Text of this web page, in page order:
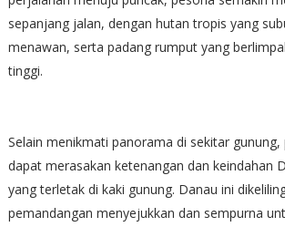
sepanjang jalan, dengan hutan tropis yang
menawan, serta padang rumput yang
tinggi.
Selain menikmati panorama di sekitar
dapat merasakan ketenangan dan keindahan
yang terletak di kaki gunung. Danau ini
pemandangan menyejukkan dan sempurna